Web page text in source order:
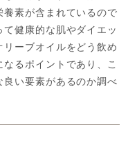
養素が含まれているので
健康的な肌やダイエッ
リーブオイルをどう飲め
るポイントであり、こ
い要素があるのか調べ